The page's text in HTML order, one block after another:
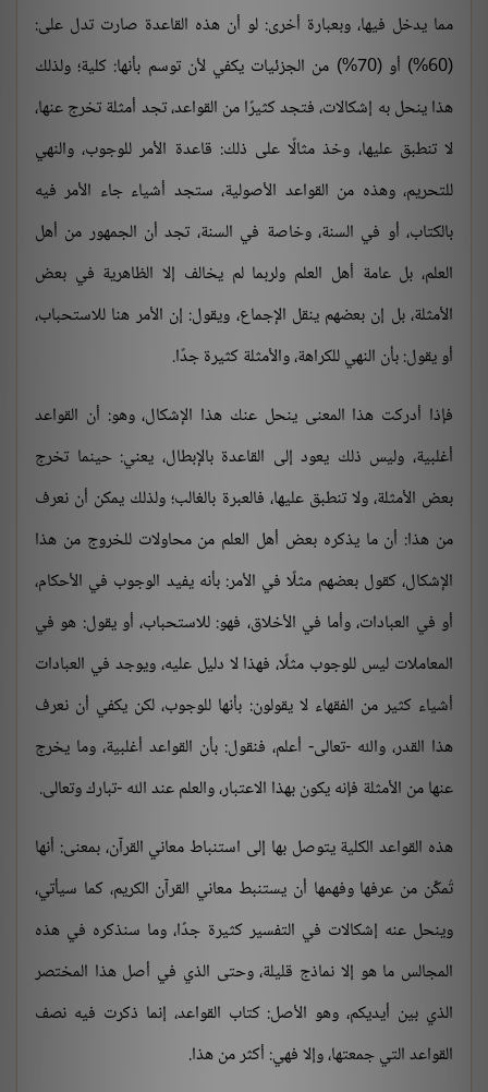
مما يدخل فيها، وبعبارة أخرى: لو أن هذه القاعدة صارت تدل على:
(60%) أو (70%) من الجزئيات يكفي لأن توسم بأنها: كلية؛ ولذلك
هذا ينحل به إشكالات، فتجد كثيرًا من القواعد، تجد أمثلة تخرج عنها،
لا تنطبق عليها، وخذ مثالًا على ذلك: قاعدة الأمر للوجوب، والنهي
للتحريم، وهذه من القواعد الأصولية، ستجد أشياء جاء الأمر فيه
بالكتاب، أو في السنة، وخاصة في السنة، تجد أن الجمهور من أهل
العلم، بل عامة أهل العلم ولربما لم يخالف إلا الظاهرية في بعض
الأمثلة، بل إن بعضهم ينقل الإجماع، ويقول: إن الأمر هنا للاستحباب،
أو يقول: بأن النهي للكراهة، والأمثلة كثيرة جدًا.
فإذا أدركت هذا المعنى ينحل عنك هذا الإشكال، وهو: أن القواعد
أغلبية، وليس ذلك يعود إلى القاعدة بالإبطال، يعني: حينما تخرج
بعض الأمثلة، ولا تنطبق عليها، فالعبرة بالغالب؛ ولذلك يمكن أن نعرف
من هذا: أن ما يذكره بعض أهل العلم من محاولات للخروج من هذا
الإشكال، كقول بعضهم مثلًا في الأمر: بأنه يفيد الوجوب في الأحكام،
أو في العبادات، وأما في الأخلاق، فهو: للاستحباب، أو يقول: هو في
المعاملات ليس للوجوب مثلًا، فهذا لا دليل عليه، ويوجد في العبادات
أشياء كثير من الفقهاء لا يقولون: بأنها للوجوب، لكن يكفي أن نعرف
هذا القدر، والله -تعالى- أعلم، فنقول: بأن القواعد أغلبية، وما يخرج
عنها من الأمثلة فإنه يكون بهذا الاعتبار، والعلم عند الله -تبارك وتعالى.
هذه القواعد الكلية يتوصل بها إلى استنباط معاني القرآن، بمعنى: أنها
تُمكِّن من عرفها وفهمها أن يستنبط معاني القرآن الكريم، كما سيأتي،
وينحل عنه إشكالات في التفسير كثيرة جدًا، وما سنذكره في هذه
المجالس ما هو إلا نماذج قليلة، وحتى الذي في أصل هذا المختصر
الذي بين أيديكم، وهو الأصل: كتاب القواعد، إنما ذكرت فيه نصف
القواعد التي جمعتها، وإلا فهي: أكثر من هذا.